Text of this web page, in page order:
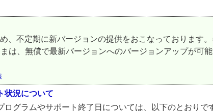
、不定期に新バージョンの提供をおこなっております
は、無償で最新バージョンへのバージョンアップが可
状況について
グラムやサポート終了日については、以下のとおり